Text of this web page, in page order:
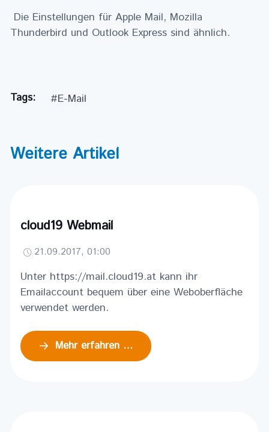
Die Einstellungen für Apple Mail, Mozilla
Thunderbird und Outlook Express sind ähnlich.
Tags: #E-Mail
Weitere Artikel
cloud19 Webmail
21.09.2017, 01:00
Unter https://mail.cloud19.at kann ihr
Emailaccount bequem über eine Weboberfläche
verwendet werden.
Mehr erfahren …